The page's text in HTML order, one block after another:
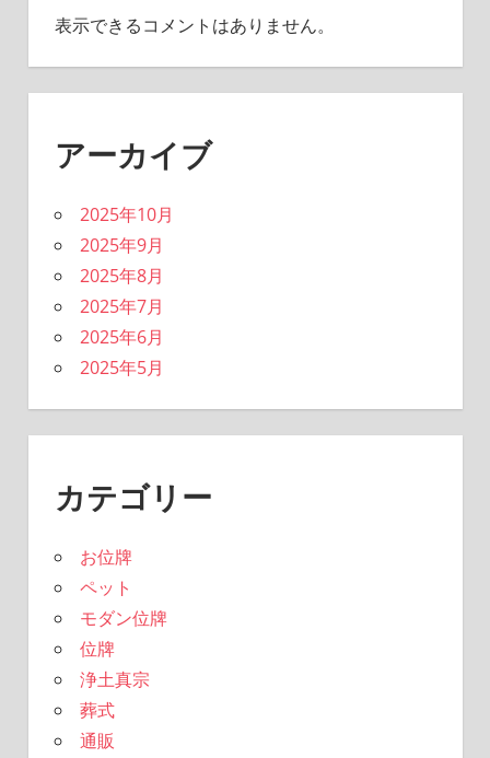
表示できるコメントはありません。
アーカイブ
2025年10月
2025年9月
2025年8月
2025年7月
2025年6月
2025年5月
カテゴリー
お位牌
ペット
モダン位牌
位牌
浄土真宗
葬式
通販